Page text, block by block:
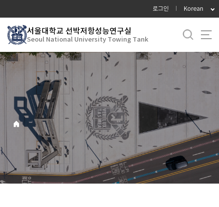
로
메
뉴
로그인 Korean
서울대학교 선박저항성능연구실
Seoul National University Towing Tank